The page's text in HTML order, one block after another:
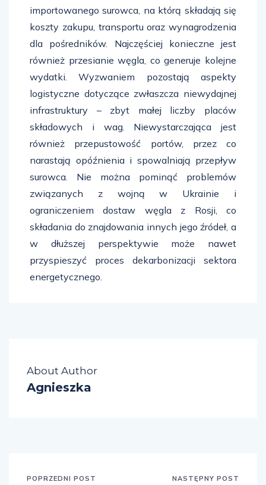
importowanego surowca, na którą składają się
koszty zakupu, transportu oraz wynagrodzenia
dla pośredników. Najczęściej konieczne jest
również przesianie węgla, co generuje kolejne
wydatki. Wyzwaniem pozostają aspekty
logistyczne dotyczące zwłaszcza niewydajnej
infrastruktury – zbyt małej liczby placów
składowych i wag. Niewystarczająca jest
również przepustowość portów, przez co
narastają opóźnienia i spowalniają przepływ
surowca. Nie można pominąć problemów
związanych z wojną w Ukrainie i
ograniczeniem dostaw węgla z Rosji, co
składania do znajdowania innych jego źródeł, a
w dłuższej perspektywie może nawet
przyspieszyć proces dekarbonizacji sektora
energetycznego.
About Author
Agnieszka
POPRZEDNI POST NASTĘPNY POST